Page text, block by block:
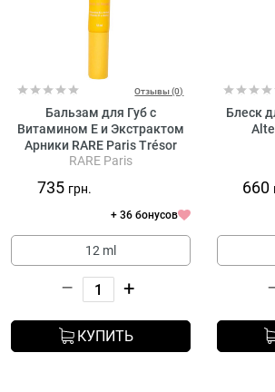
Отзывы (0)
Бальзам для Губ с
Витамином Е и Экстрактом
Арники RARE Paris Trésor
Solaire Soothing Lip Balm
RARE Paris
735 грн.
+ 36 бонусов
12 ml
– +
КУПИТЬ
Блеск
660